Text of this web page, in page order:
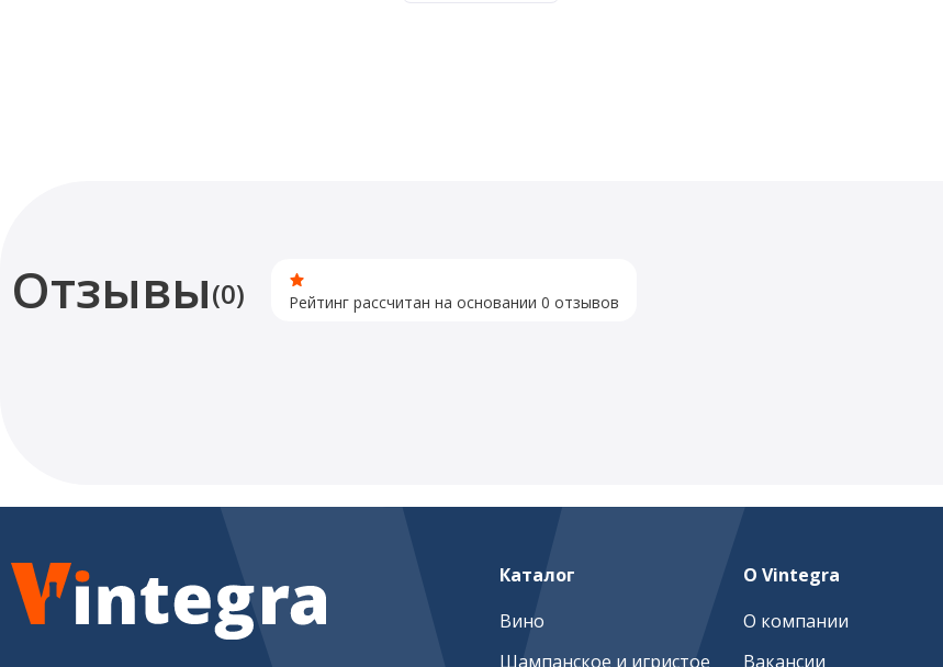
Отзывы(0) Рейтинг рассчитан на основании 0 отзывов
Каталог
Вино
Шампанское и игристое
О Vintegra
О компании
Вакансии